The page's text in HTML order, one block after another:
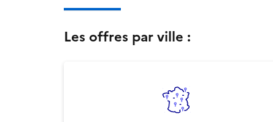
Les offres par ville :